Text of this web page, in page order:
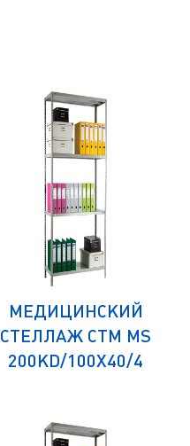
МЕДИЦИНСКИЙ
СТЕЛЛАЖ СТМ MS
200KD/100Х40/4